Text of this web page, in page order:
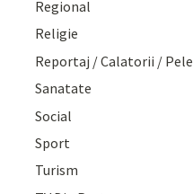
Regional
Religie
Reportaj / Calatorii /
Sanatate
Social
Sport
Turism